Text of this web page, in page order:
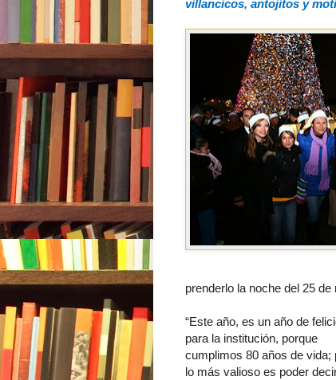
villancicos, antojitos y
prenderlo la noche del 25
“Este año, es un año de
para la institución, porque
cumplimos 80 años de vida;
lo más valioso es poder